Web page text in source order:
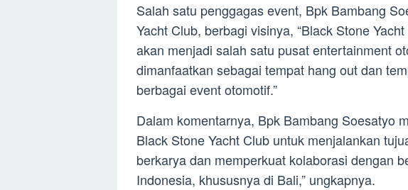
Salah satu penggagas event, Bpk Bambang
Yacht Club, berbagi visinya, “Black Stone
akan menjadi salah satu pusat entertainment
dimanfaatkan sebagai tempat hang out dan
berbagai event otomotif.”
Dalam komentarnya, Bpk Bambang Soesatyo
Black Stone Yacht Club untuk menjalankan
berkarya dan memperkuat kolaborasi dengan
Indonesia, khususnya di Bali,” ungkapnya.